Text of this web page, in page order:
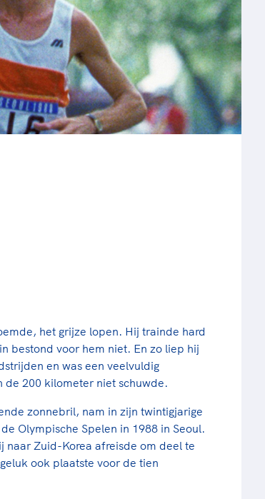
je moeder of de hockeywedstrijd
van je buurjongen.
Lees verder
Lees verder
het grijze lopen. Hij trainde hard
bestond voor hem niet. En zo liep hij
en was een veelvuldig
200 kilometer niet schuwde.
zonnebril, nam in zijn twintigjarige
Olympische Spelen in 1988 in Seoul.
naar Zuid-Korea afreisde om deel te
ook plaatste voor de tien